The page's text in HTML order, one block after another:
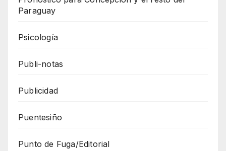
Paraguay
Psicología
Publi-notas
Publicidad
Puentesiño
Punto de Fuga/Editorial